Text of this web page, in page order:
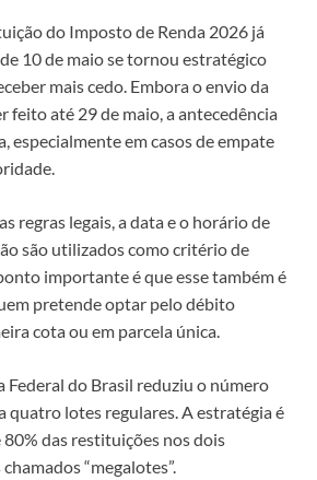
do Imposto de Renda 2026 já
10 de maio se tornou estratégico
mais cedo. Embora o envio da
feito até 29 de maio, a antecedência
especialmente em casos de empate
regras legais, a data e o horário de
são utilizados como critério de
importante é que esse também é
pretende optar pelo débito
cota ou em parcela única.
Federal do Brasil reduziu o número
quatro lotes regulares. A estratégia é
das restituições nos dois
“megalotes”.